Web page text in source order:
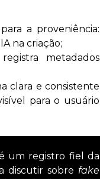
a proveniência:
na criação;
metadados
clara e consistente
para o usuário
um registro fiel da
discutir sobre fake